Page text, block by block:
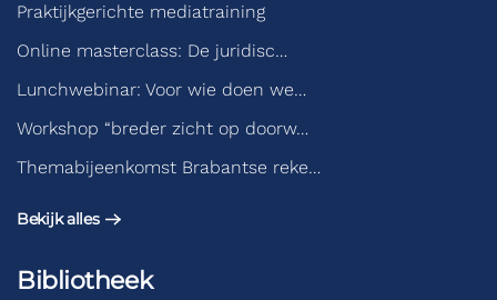
Praktijkgerichte mediatraining
Online masterclass: De juridisc…
Lunchwebinar: Voor wie doen we…
Workshop “breder zicht op doorw…
Themabijeenkomst Brabantse reke…
Bekijk alles
Bibliotheek